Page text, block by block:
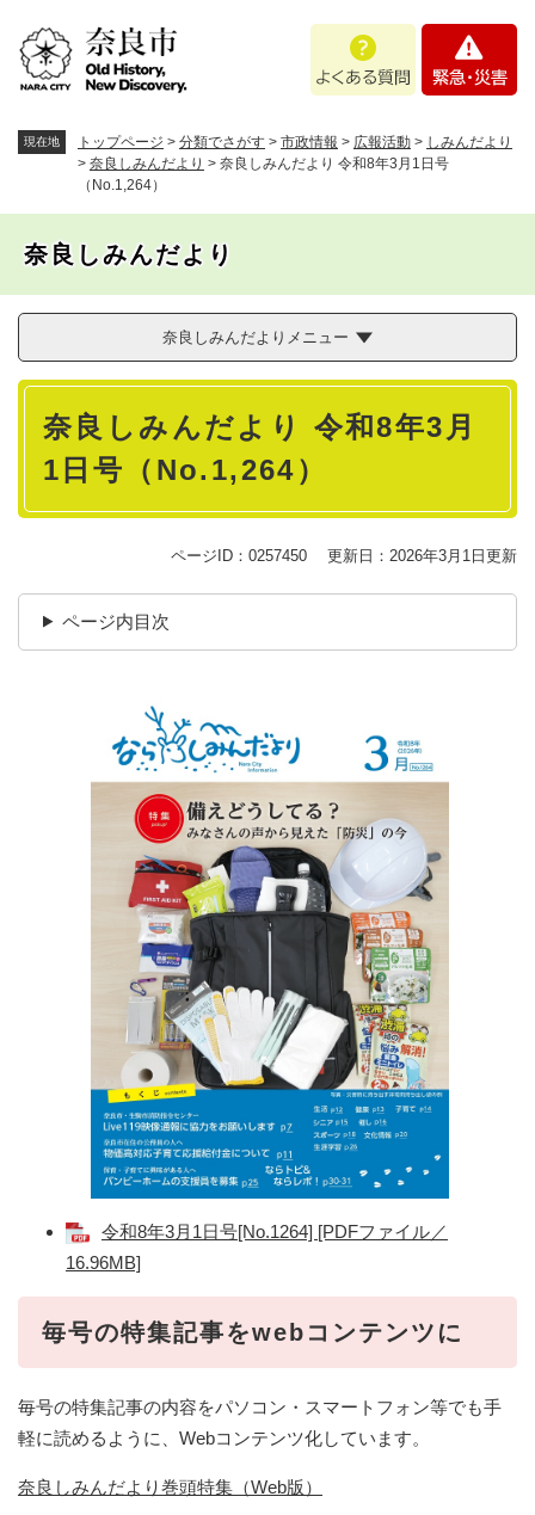
。
あ
問
・
現在地 トップページ > 分類でさがす > 市政情報 > 広報活動 > しみんだより
> 奈良しみんだより > 奈良しみんだより 令和8年3月1日号
（No.1,264）
奈良しみんだより
奈良しみんだよりメニュー
本
奈良しみんだより 令和8年3月
1日号（No.1,264）
ページID：0257450 更新日：2026年3月1日更新
ページ内目次
令和8年3月1日号[No.1264] [PDFファイル／
16.96MB]
毎号の特集記事をwebコンテンツに
毎号の特集記事の内容をパソコン・スマートフォン等でも手
軽に読めるように、Webコンテンツ化しています。
奈良しみんだより巻頭特集（Web版）